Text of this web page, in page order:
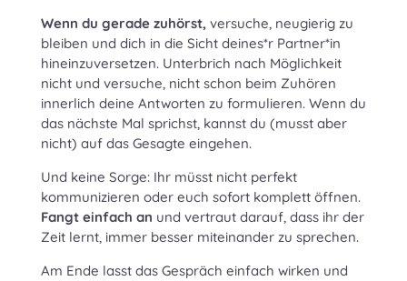
Wenn du gerade zuhörst,versuche, neugierig zu
bleiben und dich in die Sicht deines*r Partner*in
hineinzuversetzen. Unterbrich nach Möglichkeit
nicht und versuche, nicht schon beim Zuhören
innerlich deine Antworten zu formulieren. Wenn du
das nächste Mal sprichst, kannst du (musst aber
nicht) auf das Gesagte eingehen.
Und keine Sorge: Ihr müsst nicht perfekt
kommunizieren oder euch sofort komplett öffnen.
Fangt einfach an und vertraut darauf, dass ihr der
Zeit lernt, immer besser miteinander zu sprechen.
Am Ende lasst das Gespräch einfach wirken und